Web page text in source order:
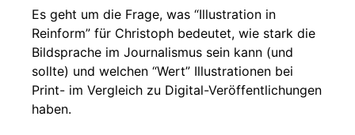
Es geht um die Frage, was “Illustration in
Reinform” für Christoph bedeutet, wie stark die
Bildsprache im Journalismus sein kann (und
sollte) und welchen “Wert” Illustrationen bei
Print- im Vergleich zu Digital-Veröffentlichungen
haben.